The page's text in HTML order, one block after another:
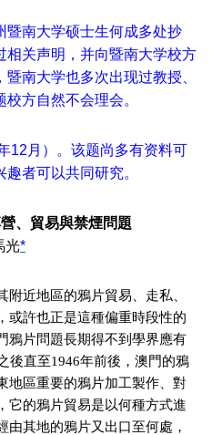
暨南大学硕士生何成多处抄
相关声明，并向暨南大学校方
南大学也多次出现过教授、
方自然不会理会。
12月）。该题尚多有资料可
者可以共同研究。
、貿易與禁煙問題
光*
近地區的鴉片貿易、走私、
或許也正是這種偏重時段性的
鴉片問題長期得不到學界應有
後直至1946年前後，澳門的鴉
地區重要的鴉片加工製作、對
它的鴉片貿易是以何種方式進
其地的鴉片又出口至何處，